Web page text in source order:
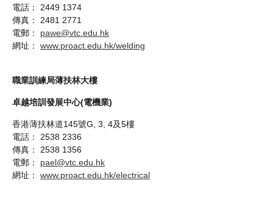
電話： 2449 1374
傳真： 2481 2771
電郵： pawe@vtc.edu.hk
網址： www.proact.edu.hk/welding
職業訓練局薄扶林大樓
卓越培訓發展中心(電機業)
香港薄扶林道145號G, 3, 4及5樓
電話： 2538 2336
傳真： 2538 1356
電郵： pael@vtc.edu.hk
網址： www.proact.edu.hk/electrical